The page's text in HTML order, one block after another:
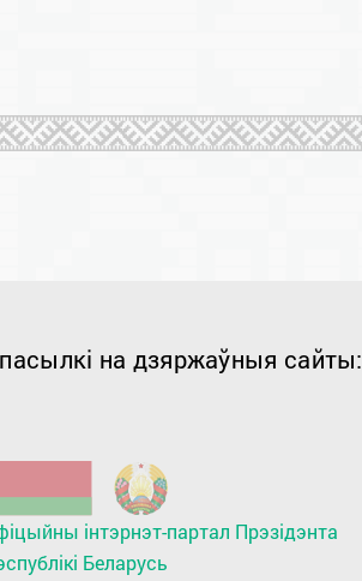
на дзяржаўныя сайты:
інтэрнэт-партал Прэзідэнта
Беларусь